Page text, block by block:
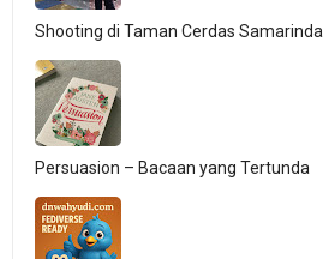
Shooting di Taman Cerdas Samarinda
Persuasion – Bacaan yang Tertunda